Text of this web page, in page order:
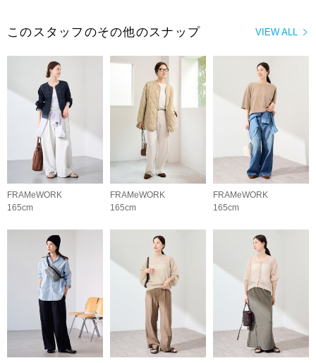
VIEW ALL
このスタッフのその他のスナップ
FRAMeWORK
165cm
FRAMeWORK
165cm
FRAMeWORK
165cm